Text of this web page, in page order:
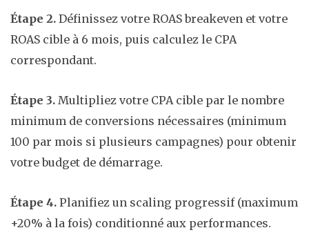
Étape 2. Définissez votre ROAS breakeven et votre
ROAS cible à 6 mois, puis calculez le CPA
correspondant.
Étape 3. Multipliez votre CPA cible par le nombre
minimum de conversions nécessaires (minimum
100 par mois si plusieurs campagnes) pour obtenir
votre budget de démarrage.
Étape 4. Planifiez un scaling progressif (maximum
+20% à la fois) conditionné aux performances.